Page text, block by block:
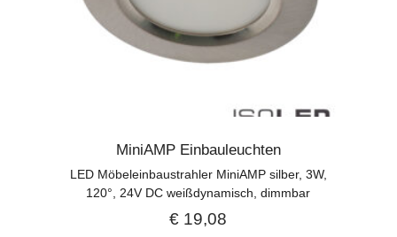
MiniAMP Einbauleuchten
LED Möbeleinbaustrahler MiniAMP silber, 3W,
120°, 24V DC weißdynamisch, dimmbar
€ 19,08